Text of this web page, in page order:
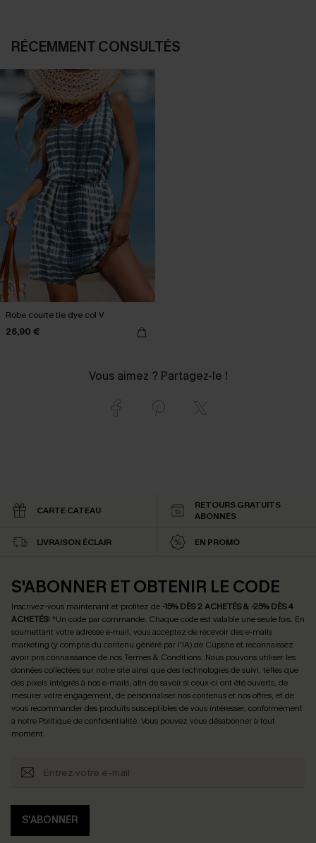
RÉCEMMENT CONSULTÉS
Robe courte tie dye col V
26,90 €
Vous aimez ? Partagez-le !
CARTE CATEAU
RETOURS GRATUITS
ABONNÉS
LIVRAISON ÉCLAIR EN PROMO
S'ABONNER ET OBTENIR LE CODE
Inscrivez-vous maintenant et profitez de -15% DÈS 2 ACHETÉS & -25% DÈS 4
ACHETÉS! *Un code par commande. Chaque code est valable une seule fois. En
soumettant votre adresse e-mail, vous acceptez de recevoir des e-mails
marketing (y compris du contenu généré par l'IA) de Cupshe et reconnaissez
avoir pris connaissance de nosTermes & Conditions. Nous pouvons utiliser les
données collectées sur notre site ainsi que des technologies de suivi, telles que
des pixels intégrés à nos e-mails, afin de savoir si ceux-ci ont été ouverts, de
mesurer votre engagement, de personnaliser nos contenus et nos offres, et de
vous recommander des produits susceptibles de vous intéresser, conformément
à notre Politique de confidentialité. Vous pouvez vous désabonner à tout
moment.
S'ABONNER